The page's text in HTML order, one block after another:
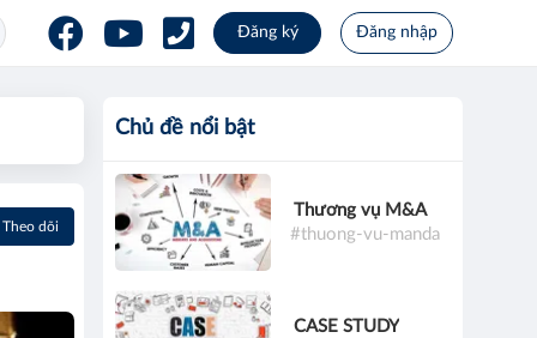
Đăng ký Đăng nhập
Theo dõi
Chủ đề nổi bật
Thương vụ M&A
#thuong-vu-manda
CASE STUDY